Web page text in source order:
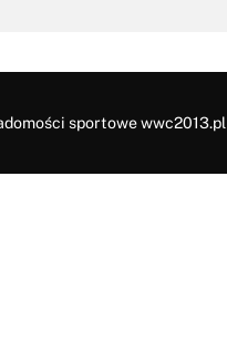
sportowe wwc2013.pl